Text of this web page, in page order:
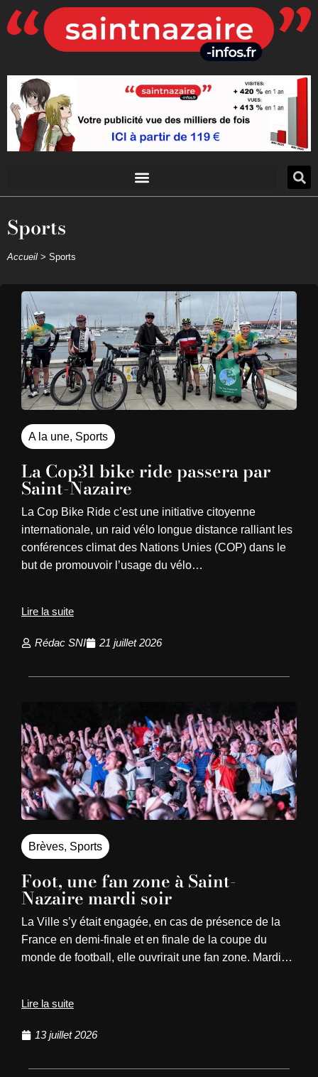
Sports
Accueil > Sports
A la une, Sports
La Cop31 bike ride passera par
Saint-Nazaire
La Cop Bike Ride c’est une initiative citoyenne
internationale, un raid vélo longue distance ralliant les
conférences climat des Nations Unies (COP) dans le
but de promouvoir l’usage du vélo…
Lire la suite
Rédac SNI 21 juillet 2026
Brèves, Sports
Foot, une fan zone à Saint-
Nazaire mardi soir
La Ville s’y était engagée, en cas de présence de la
France en demi-finale et en finale de la coupe du
monde de football, elle ouvrirait une fan zone. Mardi…
Lire la suite
13 juillet 2026